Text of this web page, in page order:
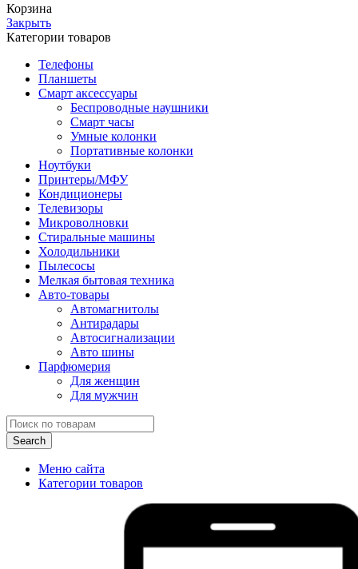
Корзина
Закрыть
Категории товаров
Телефоны
Планшеты
Смарт аксессуары
Беспроводные наушники
Смарт часы
Умные колонки
Портативные колонки
Ноутбуки
Принтеры/МФУ
Кондиционеры
Телевизоры
Микроволновки
Стиральные машины
Холодильники
Пылесосы
Мелкая бытовая техника
Авто-товары
Автомагнитолы
Антирадары
Автосигнализации
Авто шины
Парфюмерия
Для женщин
Для мужчин
Search
Меню сайта
Категории товаров